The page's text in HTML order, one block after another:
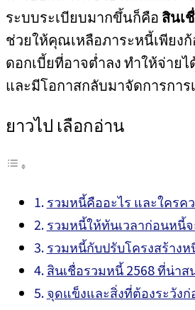
ระบบระเบียบมากขึ้นก็คือ สินเ
ช่วยให้คุณเหลือภาระหนี้เพียง
ดอกเบี้ยที่อาจต่ำลง ทำให้จ่าย
และมีโอกาสกลับมาจัดการกา
ยาวไป เลือกอ่าน
รวมหนี้คืออะไร และใครค
รวมหนี้ให้ทันเวลาก่อนหนี้จ
รวมหนี้กับปรับโครงสร้างห
สินเชื่อรวมหนี้ 2568 ที่น่าส
จุดแข็งและสิ่งที่ต้องระวัง